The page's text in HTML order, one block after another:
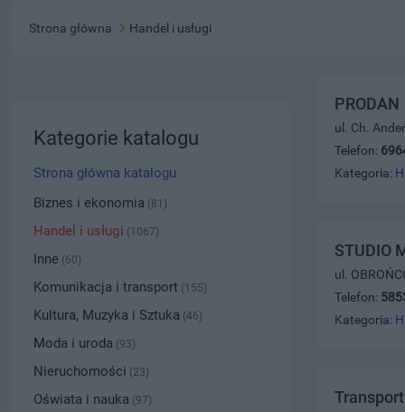
Strona główna Handel i usługi
PRODAN
ul. Ch.
Telefon:
Kategoria:
STUDIO
ul.
Telefon:
Kategoria:
Kategorie katalogu
Strona główna katalogu
Biznes i ekonomia (81)
Handel i usługi (1067)
Inne (60)
Komunikacja i transport (155)
Kultura, Muzyka i Sztuka (46)
Moda i uroda (93)
Nieruchomości (23)
Oświata i nauka (97)